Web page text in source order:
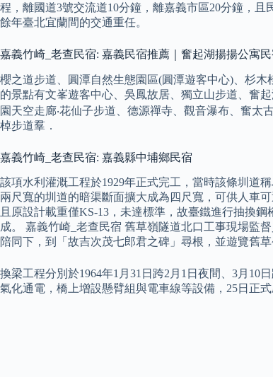
程，離國道3號交流道10分鐘，離嘉義市區20分鐘，
餘年臺北宜蘭間的交通重任。
嘉義竹崎_老查民宿: 嘉義民宿推薦｜奮起湖揚揚公寓
櫻之道步道、圓潭自然生態園區(圓潭遊客中心)、杉
的景點有文峯遊客中心、吳鳳故居、獨立山步道、奮
園天空走廊‧花仙子步道、德源禪寺、觀音瀑布、奮
棹步道羣．
嘉義竹崎_老查民宿: 嘉義縣中埔鄉民宿
該項水利灌溉工程於1929年正式完工，當時該條圳道
兩尺寬的圳道的暗渠斷面擴大成為四尺寬，可供人車
且原設計載重僅KS-13，未達標準，故臺鐵進行抽換
成。 嘉義竹崎_老查民宿 舊草嶺隧道北口工事現場監
陪同下，到「故吉次茂七郎君之碑」尋根，並遊覽舊草
換梁工程分別於1964年1月31日跨2月1日夜間、3月10
氣化通電，橋上增設懸臂組與電車線等設備，25日正